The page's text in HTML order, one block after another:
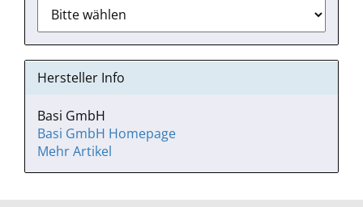
Hersteller Info
Basi GmbH
Basi GmbH Homepage
Mehr Artikel